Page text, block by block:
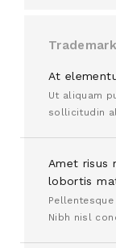
At
Ut aliquam
sollicitudin
Amet risus
lobortis
Nibh nisl